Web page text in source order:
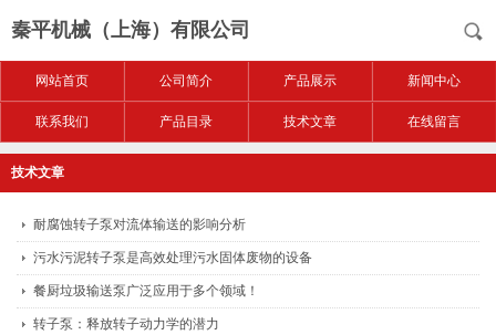
秦平机械（上海）有限公司
网站首页 公司简介 产品展示 新闻中心
联系我们 产品目录 技术文章 在线留言
技术文章
耐腐蚀转子泵对流体输送的影响分析
污水污泥转子泵是高效处理污水固体废物的设备
餐厨垃圾输送泵广泛应用于多个领域！
转子泵：释放转子动力学的潜力